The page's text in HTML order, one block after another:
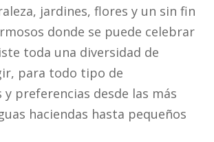
jardines, flores y un sin fin
donde se puede celebrar
toda una diversidad de
para todo tipo de
preferencias desde las más
haciendas hasta pequeños